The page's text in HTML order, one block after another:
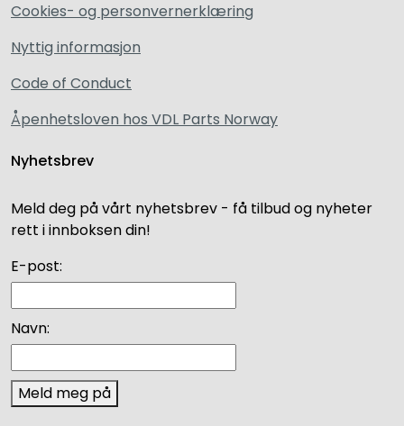
Cookies- og personvernerklæring
Nyttig informasjon
Code of Conduct
Åpenhetsloven hos VDL Parts Norway
Nyhetsbrev
Meld deg på vårt nyhetsbrev - få tilbud og nyheter
rett i innboksen din!
E-post:
Navn:
Meld meg på